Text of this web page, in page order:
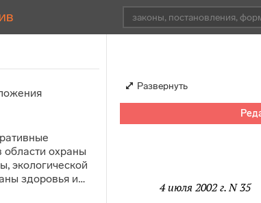
охраны
экологической
здоровья и…
Развернуть
4 июля 2002 г. N 35